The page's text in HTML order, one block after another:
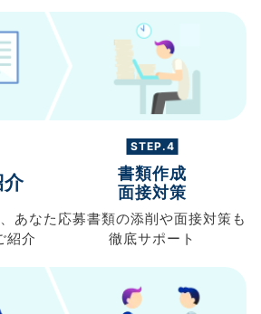
あなた
紹介
STEP.4
書類作成
面接対策
応募書類の添削や面接対策も
徹底サポート